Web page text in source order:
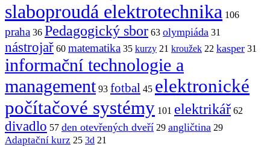
slaboproudá elektrotechnika 106
praha 36 Pedagogický sbor 63 olympiáda 31
nástrojař 60 matematika 35 kurzy 21 kroužek 22 kasper 31
informační technologie a
management 93 fotbal 45 elektronické
počítačové systémy 101 elektrikář 62
divadlo 57 den otevřených dveří 29 angličtina 29
Adaptační kurz 25 3d 21